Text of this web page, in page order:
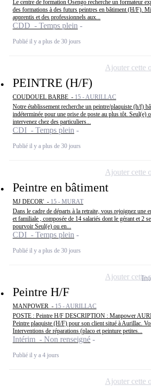
Le centre de formation Osengo recherche un formateur
des formations à des futurs peintres en bâtiment (H/F).
apprentis et des professionnels aux...
CDD - Temps plein
Publié il y a plus de 30 jours
PEINTRE (H/F)
COUDOUEL BARBE - 15 - AURILLAC
Notre établissement recherche un peintre/plaquiste (h/f)
indéterminée pour une prise de poste au plus tôt. Seul(e)
intervenez chez des particuliers...
CDI - Temps plein
Publié il y a plus de 30 jours
Ajouter cette
Peintre en bâtiment
MJ DECOR' - 15 - MURAT
Dans le cadre de départs à la retraite, vous rejoignez une
et familiale , composée de 14 salariés dont le gérant et 2
pourvoir Seul(e) ou en...
CDI - Temps plein
Publié il y a plus de 30 jours
Ajouter cette
Peintre H/F
MANPOWER - 15 - AURILLAC
POSTE : Peintre H/F DESCRIPTION : Manpower
Peintre plaquiste (H/F) pour son client situé à Aurillac.
Interventions de réparations (placo et peinture petites...
Intérim - Non renseigné
Publié il y a 4 jours
Ajouter cette
Ajouter cette